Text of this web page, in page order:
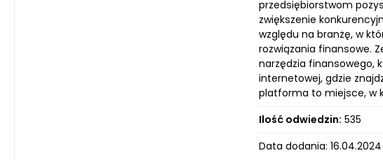
przedsiębiorstwom
zwiększenie
względu na branżę, w
rozwiązania finansowe.
narzędzia finansowego,
internetowej, gdzie
platforma to miejsce, w
Ilość odwiedzin: 535
Data dodania: 16.04.2024